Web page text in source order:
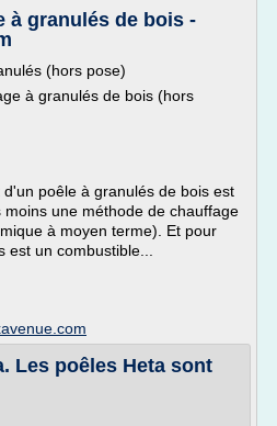
à granulés de bois -
(hors pose)
à granulés de bois (hors
poêle à granulés de bois est
une méthode de chauffage
à moyen terme). Et pour
un combustible...
Les poêles Heta sont